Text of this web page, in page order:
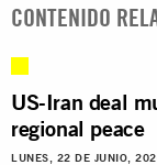
CONTENIDO
US-Iran deal
regional peace
LUNES, 22 DE JUNIO,